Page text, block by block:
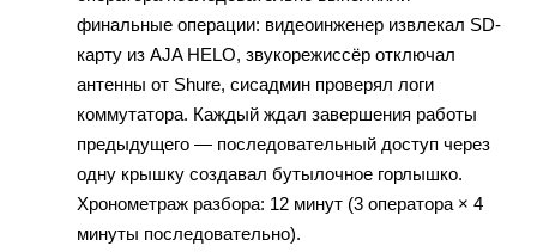
финальные операции: видеоинженер извлекал SD-
карту из AJA HELO, звукорежиссёр отключал
антенны от Shure, сисадмин проверял логи
коммутатора. Каждый ждал завершения работы
предыдущего — последовательный доступ через
одну крышку создавал бутылочное горлышко.
Хронометраж разбора: 12 минут (3 оператора × 4
минуты последовательно).